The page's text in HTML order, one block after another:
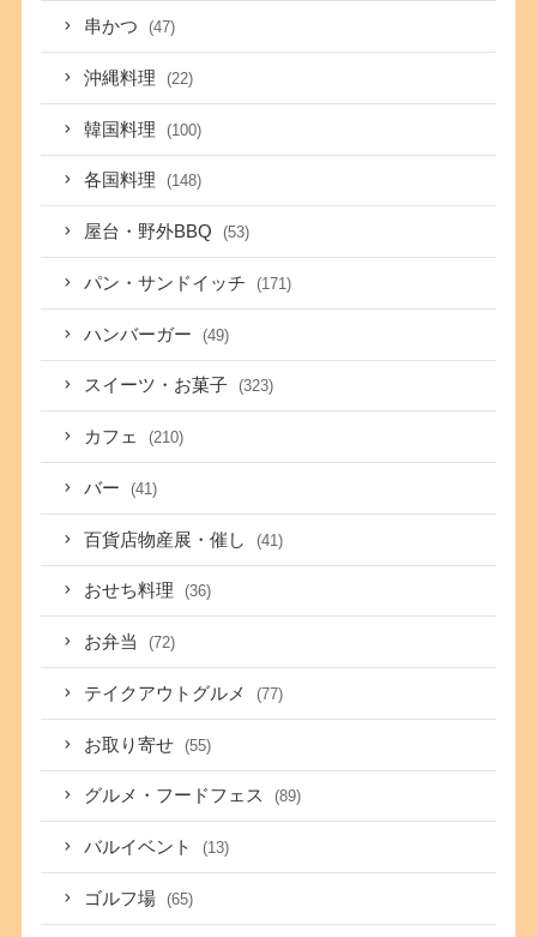
串かつ (47)
沖縄料理 (22)
韓国料理 (100)
各国料理 (148)
屋台・野外BBQ (53)
パン・サンドイッチ (171)
ハンバーガー (49)
スイーツ・お菓子 (323)
カフェ (210)
バー (41)
百貨店物産展・催し (41)
おせち料理 (36)
お弁当 (72)
テイクアウトグルメ (77)
お取り寄せ (55)
グルメ・フードフェス (89)
バルイベント (13)
ゴルフ場 (65)